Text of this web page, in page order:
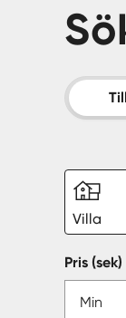
Villa
Pris (sek)